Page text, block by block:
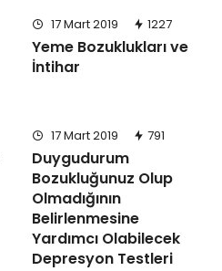
17 Mart 2019 1227
Yeme Bozuklukları ve
İntihar
17 Mart 2019 791
Duygudurum
Bozukluğunuz Olup
Olmadığının
Belirlenmesine
Yardımcı Olabilecek
Depresyon Testleri